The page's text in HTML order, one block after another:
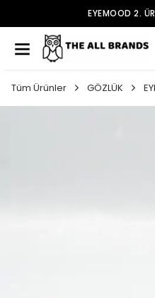
EYEMOOD 2.
Tüm Ürünler GÖZLÜK